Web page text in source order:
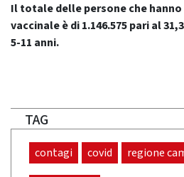
Il totale delle persone che
vaccinale è di 1.146.575 pari al
5-11 anni.
TAG
contagi covid regione